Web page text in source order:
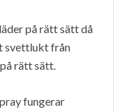
på rätt sätt då
svettlukt från
rätt sätt.
fungerar